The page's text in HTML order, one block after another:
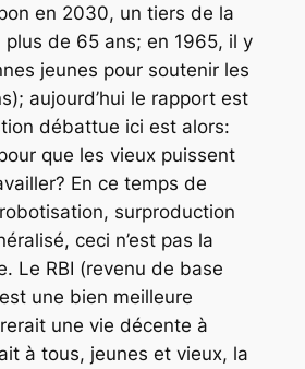
en 2030, un tiers de la
plus de 65 ans; en 1965, il y
jeunes pour soutenir les
aujourd’hui le rapport est
débattue ici est alors:
que les vieux puissent
En ce temps de
surproduction
ceci n’est pas la
Le RBI (revenu de base
une bien meilleure
une vie décente à
à tous, jeunes et vieux, la